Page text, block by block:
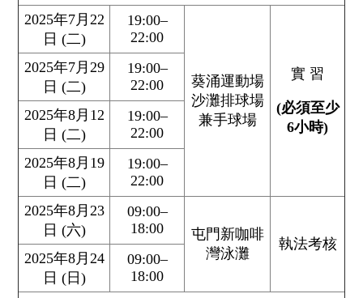
2025年7月22
日 (二)
19:00–
22:00
葵涌運動場
沙灘排球場
兼手球場
實 習
(必須至少
6小時)
2025年7月29
日 (二)
19:00–
22:00
2025年8月12
日 (二)
19:00–
22:00
2025年8月19
日 (二)
19:00–
22:00
2025年8月23
日 (六)
09:00–
18:00
屯門新咖啡
灣泳灘
執法考核
2025年8月24
日 (日)
09:00–
18:00